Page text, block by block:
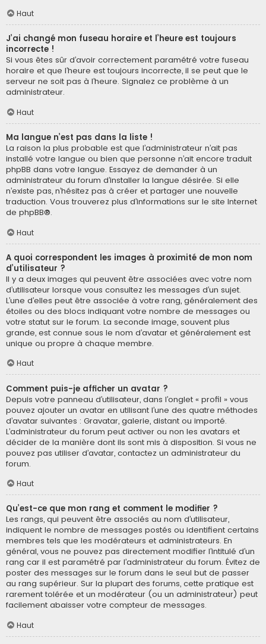
Haut
J’ai changé mon fuseau horaire et l’heure est toujours
incorrecte !
Si vous êtes sûr d’avoir correctement paramétré votre fuseau
horaire et que l’heure est toujours incorrecte, il se peut que le
serveur ne soit pas à l’heure. Signalez ce problème à un
administrateur.
Haut
Ma langue n’est pas dans la liste !
La raison la plus probable est que l’administrateur n’ait pas
installé votre langue ou bien que personne n’ait encore traduit
phpBB dans votre langue. Essayez de demander à un
administrateur du forum d’installer la langue désirée. Si elle
n’existe pas, n’hésitez pas à créer et partager une nouvelle
traduction. Vous trouverez plus d’informations sur le site Internet
de phpBB®.
Haut
A quoi correspondent les images à proximité de mon nom
d’utilisateur ?
Il y a deux images qui peuvent être associées avec votre nom
d’utilisateur lorsque vous consultez les messages d’un sujet.
L’une d’elles peut être associée à votre rang, généralement des
étoiles ou des blocs indiquant votre nombre de messages ou
votre statut sur le forum. La seconde image, souvent plus
grande, est connue sous le nom d’avatar et généralement est
unique ou propre à chaque membre.
Haut
Comment puis-je afficher un avatar ?
Depuis votre panneau d’utilisateur, dans l’onglet « profil » vous
pouvez ajouter un avatar en utilisant l’une des quatre méthodes
d’avatar suivantes : Gravatar, galerie, distant ou importé.
L’administrateur du forum peut activer ou non les avatars et
décider de la manière dont ils sont mis à disposition. Si vous ne
pouvez pas utiliser d’avatar, contactez un administrateur du
forum.
Haut
Qu’est-ce que mon rang et comment le modifier ?
Les rangs, qui peuvent être associés au nom d’utilisateur,
indiquent le nombre de messages postés ou identifient certains
membres tels que les modérateurs et administrateurs. En
général, vous ne pouvez pas directement modifier l’intitulé d’un
rang car il est paramétré par l’administrateur du forum. Évitez de
poster des messages sur le forum dans le seul but de passer
au rang supérieur. Sur la plupart des forums, cette pratique est
rarement tolérée et un modérateur (ou un administrateur) peut
facilement abaisser votre compteur de messages.
Haut